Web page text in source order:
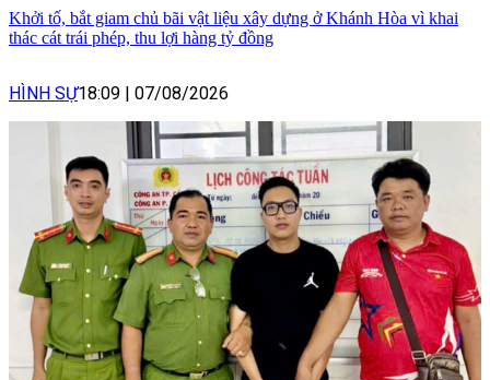
Khởi tố, bắt giam chủ bãi vật liệu xây dựng ở Khánh Hòa vì khai
thác cát trái phép, thu lợi hàng tỷ đồng
HÌNH SỰ18:09 07/08/2026